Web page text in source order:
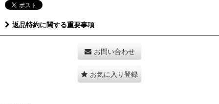
返品特約に関する重要事項
お問い合わせ
お気に入り登録